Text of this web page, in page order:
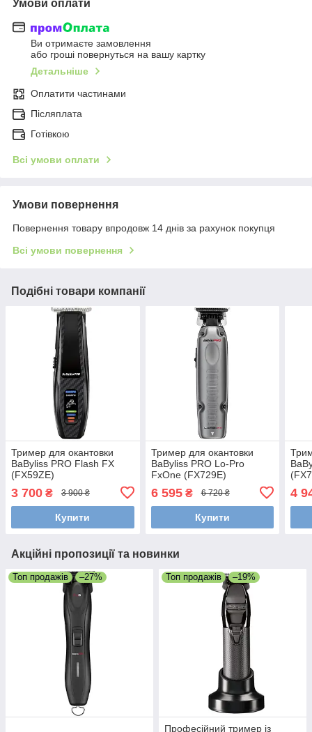
Умови оплати
Ви отримаєте замовлення
або гроші повернуться на вашу картку
Детальніше
Оплатити частинами
Післяплата
Готівкою
Всі умови оплати
Умови повернення
Повернення товару впродовж 14 днів за рахунок покупця
Всі умови повернення
Подібні товари компанії
Тример для окантовки
BaByliss PRO Flash FX
(FX59ZE)
3 700 ₴ 3 900 ₴
Купити
Тример для окантовки
BaByliss PRO Lo-Pro
FxOne (FX729E)
6 595₴ 6 720 ₴
Купити
4
Акційні пропозиції та новинки
Топ продажів –27% Топ продажів –19%
Професійний тример із